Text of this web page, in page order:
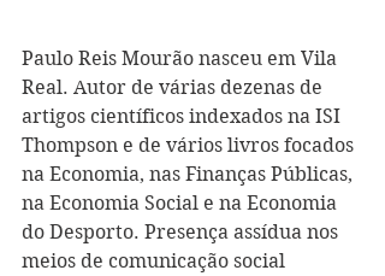
Paulo Reis Mourão nasceu em Vila
Real. Autor de várias dezenas de
artigos científicos indexados na ISI
Thompson e de vários livros focados
na Economia, nas Finanças Públicas,
na Economia Social e na Economia
do Desporto. Presença assídua nos
meios de comunicação social